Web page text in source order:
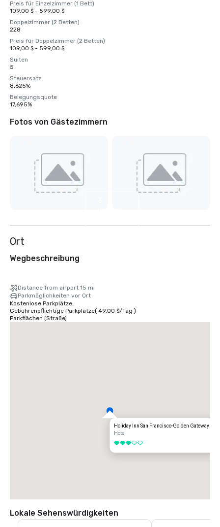
Preis für Einzelzimmer (1 Bett)
109,00 $ - 599,00 $
Doppelzimmer (2 Betten)
228
Preis für Doppelzimmer (2 Betten)
109,00 $ - 599,00 $
Suiten
5
Steuersatz
8,625%
Belegungsquote
17,695%
Fotos von Gästezimmern
Ort
Wegbeschreibung
Distance from airport 15 mi
Parkmöglichkeiten vor Ort
Kostenlose Parkplätze
Gebührenpflichtige Parkplätze( 49,00 $/Tag )
Parkflächen (Straße)
Holiday Inn San Francisco-Golden Gateway
Hotel
3 von 5
Lokale Sehenswürdigkeiten